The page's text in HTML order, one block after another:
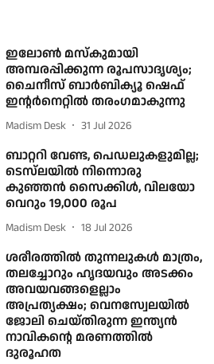
ഇലോൺ മസ്കുമായി
അമ്പരപ്പിക്കുന്ന രൂപസാദൃശ്യം;
ചൈനീസ് ബാർബിക്യൂ ഷെഫ്
ഇന്റർനെറ്റിൽ തരംഗമാകുന്നു
Madism Desk 31 Jul 2026
ബാറ്ററി വേണ്ട, പെഡലുകളുമില്ല;
ടെസ്‌ലയിൽ നിന്നൊരു
കുഞ്ഞൻ സൈക്കിൾ, വിലയോ
വെറും 19,000 രൂപ
Madism Desk 18 Jul 2026
ശരീരത്തിൽ തുന്നലുകൾ മാത്രം,
തലച്ചോറും ഹൃദയവും അടക്കം
അവയവങ്ങളെല്ലാം
അപ്രത്യക്ഷം; വെനസ്വേലയിൽ
ജോലി ചെയ്തിരുന്ന ഇന്ത്യൻ
നാവികന്റെ മരണത്തില്‍
ദുരൂഹത